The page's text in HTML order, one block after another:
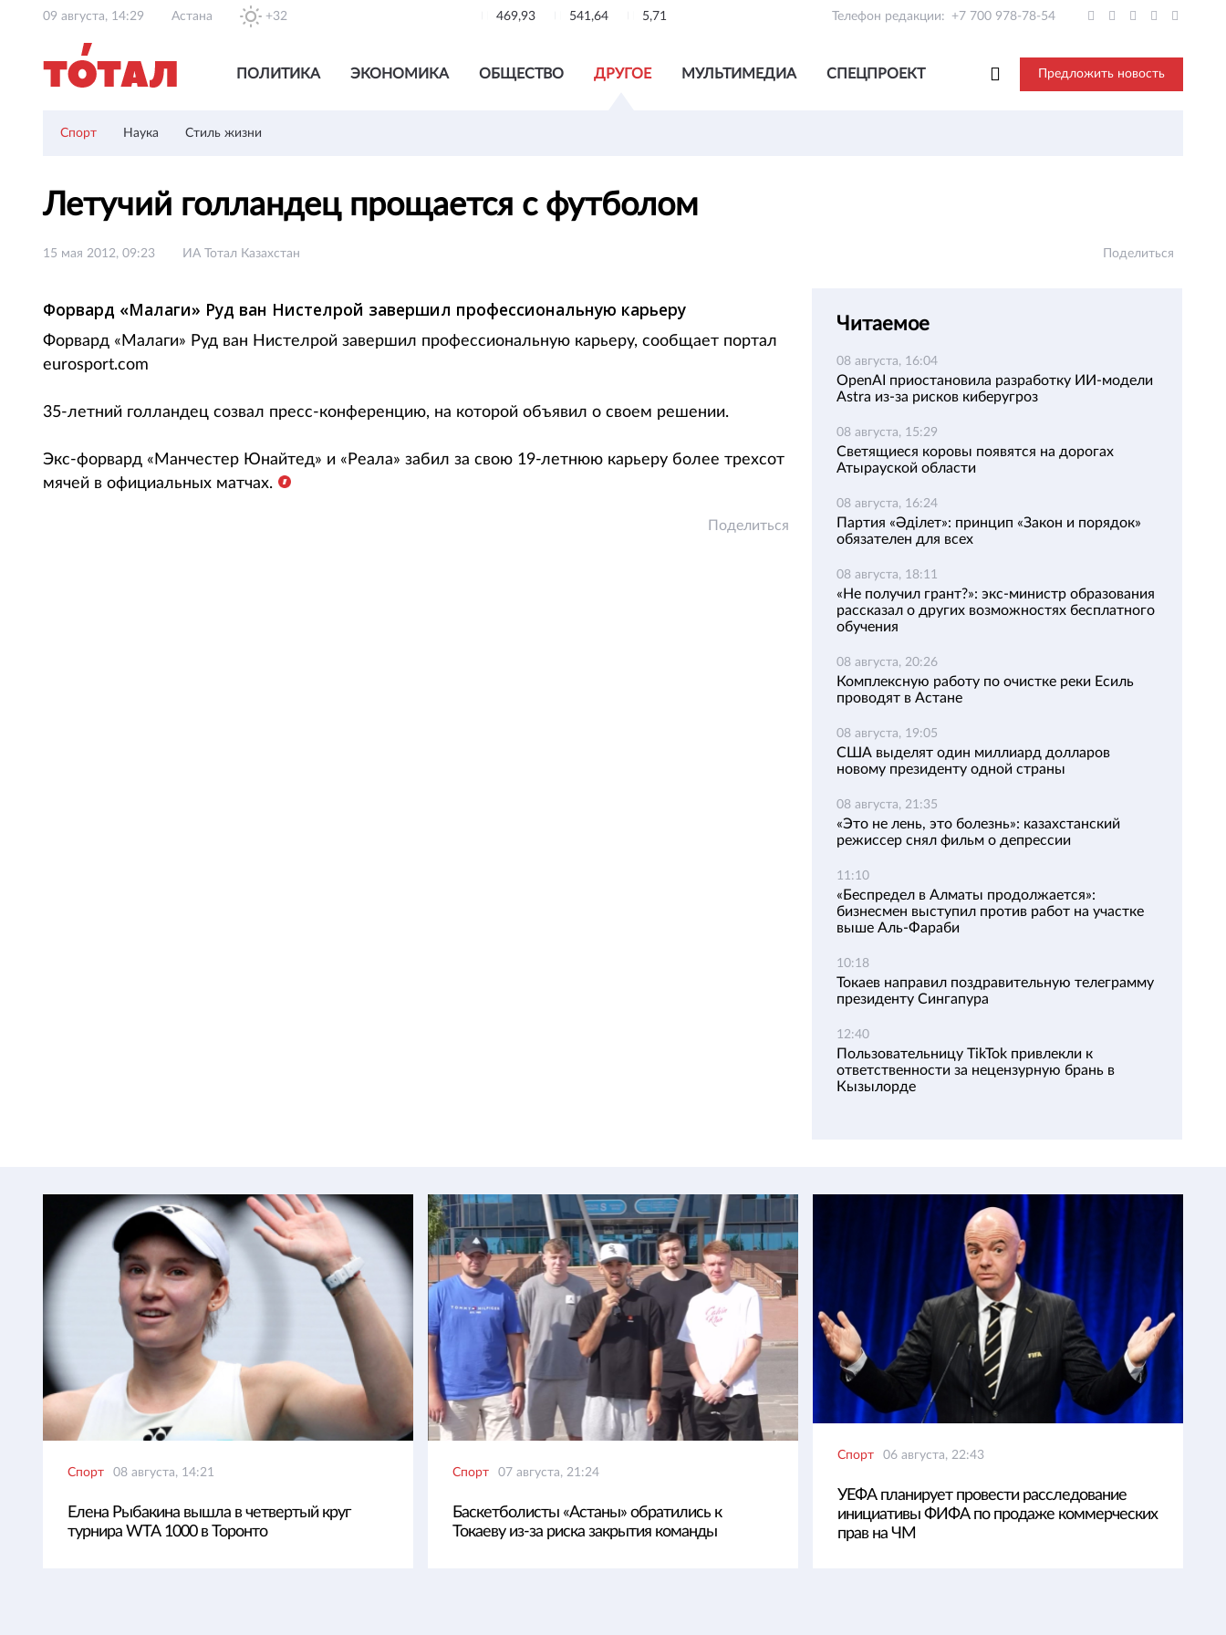
09 августа, 14:29 Астана +32 469,93 541,64 5,71 Телефон редакции: +7 700 978-78-54
ПОЛИТИКА ЭКОНОМИКА ОБЩЕСТВО ДРУГОЕ МУЛЬТИМЕДИА СПЕЦПРОЕКТ Предложить новость
Спорт Наука Стиль жизни
Летучий голландец прощается с футболом
15 мая 2012, 09:23 ИА Тотал Казахстан Поделиться
Форвард «Малаги» Руд ван Нистелрой завершил профессиональную карьеру
Форвард «Малаги» Руд ван Нистелрой завершил профессиональную карьеру, сообщает портал
eurosport.com
35-летний голландец созвал пресс-конференцию, на которой объявил о своем решении.
Экс-форвард «Манчестер Юнайтед» и «Реала» забил за свою 19-летнюю карьеру более трехсот
мячей в официальных матчах.
Поделиться
Читаемое
08 августа, 16:04
OpenAI приостановила разработку ИИ-модели
Astra из-за рисков киберугроз
08 августа, 15:29
Светящиеся коровы появятся на дорогах
Атырауской области
08 августа, 16:24
Партия «Әділет»: принцип «Закон и порядок»
обязателен для всех
08 августа, 18:11
«Не получил грант?»: экс-министр образования
рассказал о других возможностях бесплатного
обучения
08 августа, 20:26
Комплексную работу по очистке реки Есиль
проводят в Астане
08 августа, 19:05
США выделят один миллиард долларов
новому президенту одной страны
08 августа, 21:35
«Это не лень, это болезнь»: казахстанский
режиссер снял фильм о депрессии
11:10
«Беспредел в Алматы продолжается»:
бизнесмен выступил против работ на участке
выше Аль-Фараби
10:18
Токаев направил поздравительную телеграмму
президенту Сингапура
12:40
Пользовательницу TikTok привлекли к
ответственности за нецензурную брань в
Кызылорде
Спорт 08 августа, 14:21
Елена Рыбакина вышла в четвертый круг
турнира WTA 1000 в Торонто
Спорт 07 августа, 21:24
Баскетболисты «Астаны» обратились к
Токаеву из-за риска закрытия команды
Спорт 06 августа, 22:43
УЕФА планирует провести расследование
инициативы ФИФА по продаже коммерческих
прав на ЧМ